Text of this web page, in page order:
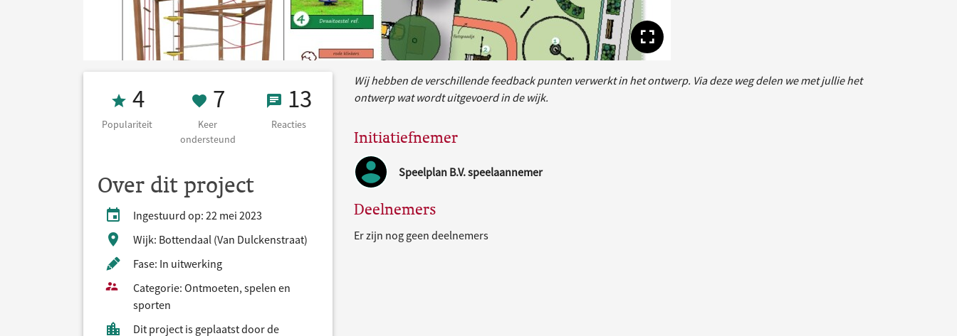
Toon volledige afbeelding
Populariteit 4
4
Populariteit
7 Keer ondersteund
7
Keer
ondersteund
13 Reacties
13
Reacties
Over dit project
Ingestuurd op: 22 mei 2023
Wijk: Bottendaal (Van Dulckenstraat)
Fase: In uitwerking
Categorie: Ontmoeten, spelen en
sporten
Dit project is geplaatst door de
Wij hebben de verschillende feedback punten verwerkt in het ontwerp. Via deze weg delen we met jullie het
ontwerp wat wordt uitgevoerd in de wijk.
Initiatiefnemer
Speelplan B.V. speelaannemer
Deelnemers
Er zijn nog geen deelnemers